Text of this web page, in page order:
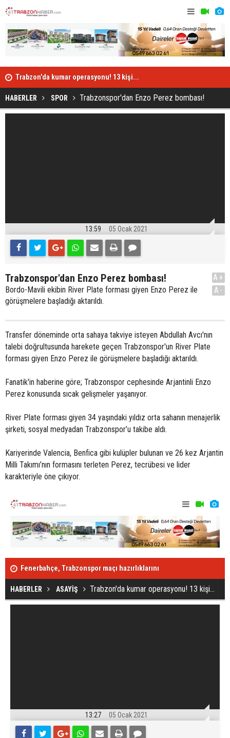
Trabzon'da kumar operasyonu! 13 kişi...
HABERLER SPOR Trabzonspor'dan Enzo Perez bombası!
13:59 05 Ocak 2021
Trabzonspor'dan Enzo Perez bombası!
Bordo-Mavili ekibin River Plate forması giyen Enzo Perez ile
görüşmelere başladığı aktarıldı.
A+
A-
Transfer döneminde orta sahaya takviye isteyen Abdullah Avcı'nın
talebi doğrultusunda harekete geçen Trabzonspor'un River Plate
forması giyen Enzo Perez ile görüşmelere başladığı aktarıldı.
Fanatik'in haberine göre; Trabzonspor cephesinde Arjantinli Enzo
Perez konusunda sıcak gelişmeler yaşanıyor.
River Plate forması giyen 34 yaşındaki yıldız orta sahanın menajerlik
şirketi, sosyal medyadan Trabzonspor’u takibe aldı.
Kariyerinde Valencia, Benfica gibi kulüpler bulunan ve 26 kez Arjantin
Milli Takımı’nın formasını terleten Perez, tecrübesi ve lider
karakteriyle öne çıkıyor.
Fenerbahçe, Trabzonspor maçı hazırlıklarını
tamamladı!
HABERLER ASAYİŞ Trabzon'da kumar operasyonu! 13 kişi...
13:27 05 Ocak 2021